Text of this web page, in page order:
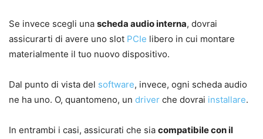
Se invece scegli una scheda audio interna, dovrai
assicurarti di avere uno slot PCIe libero in cui montare
materialmente il tuo nuovo dispositivo.
Dal punto di vista del software, invece, ogni scheda audio
ne ha uno. O, quantomeno, un driver che dovrai installare.
In entrambi i casi, assicurati che sia compatibile con il